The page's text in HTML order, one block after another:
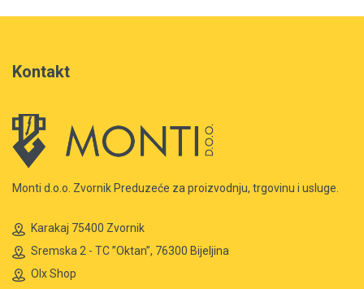
Kontakt
Monti d.o.o. Zvornik Preduzeće za proizvodnju, trgovinu i usluge.
Karakaj 75400 Zvornik
Sremska 2 - TC ”Oktan”, 76300 Bijeljina
Olx Shop